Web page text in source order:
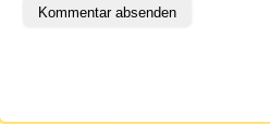
Kommentar absenden